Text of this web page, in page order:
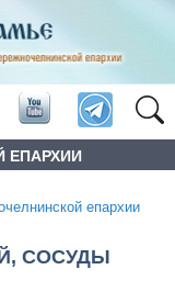
ЕПАРХИИ
епархии
СОСУДЫ